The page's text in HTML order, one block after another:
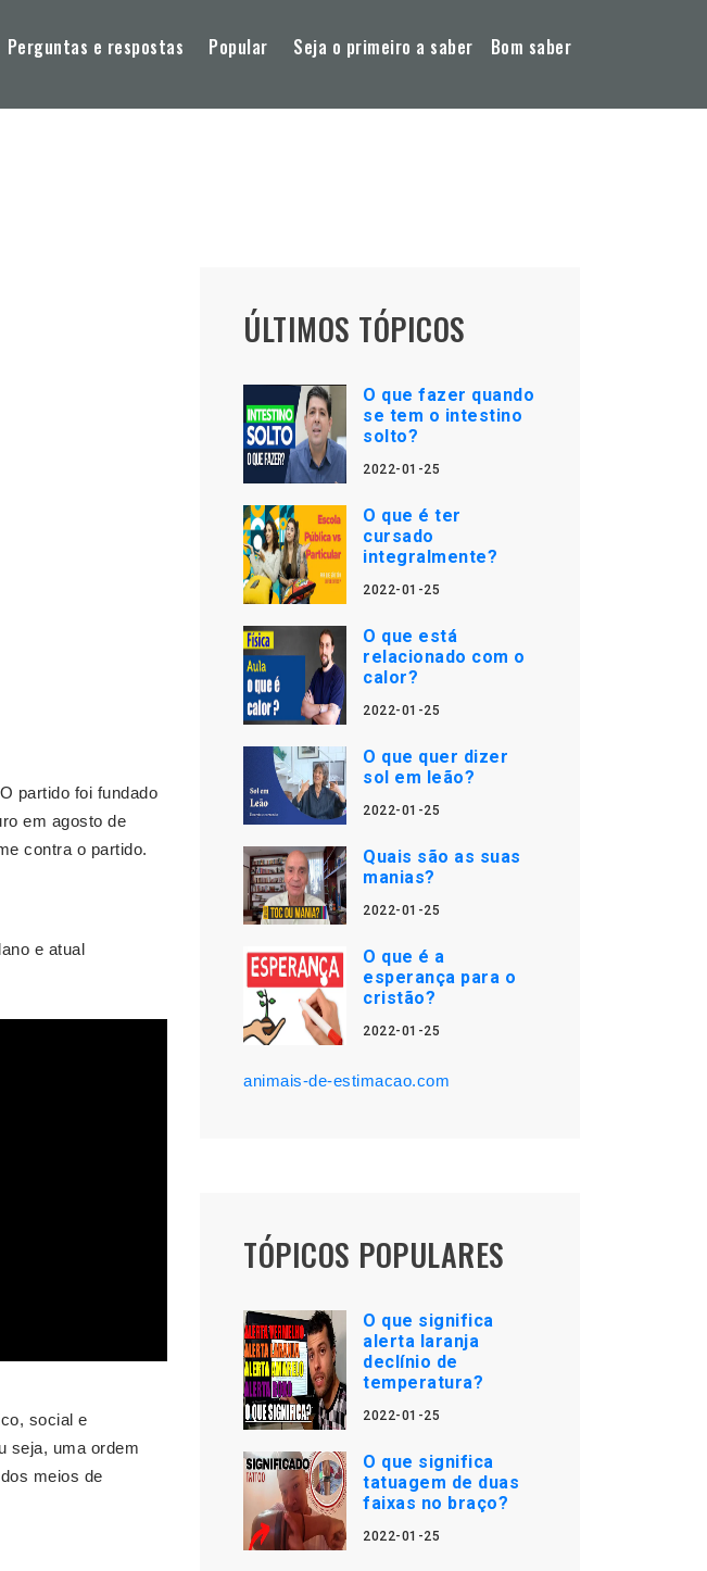
Perguntas e respostas Popular Seja o primeiro a saber Bom saber
partido foi fundado
em agosto de
contra o partido.
e atual
social e
seja, uma ordem
meios de
ÚLTIMOS TÓPICOS
O que fazer quando
se tem o intestino
solto?
2022-01-25
O que é ter
cursado
integralmente?
2022-01-25
O que está
relacionado com o
calor?
2022-01-25
O que quer dizer
sol em leão?
2022-01-25
Quais são as suas
manias?
2022-01-25
O que é a
esperança para o
cristão?
2022-01-25
animais-de-estimacao.com
TÓPICOS POPULARES
O que significa
alerta laranja
declínio de
temperatura?
2022-01-25
O que significa
tatuagem de duas
faixas no braço?
2022-01-25